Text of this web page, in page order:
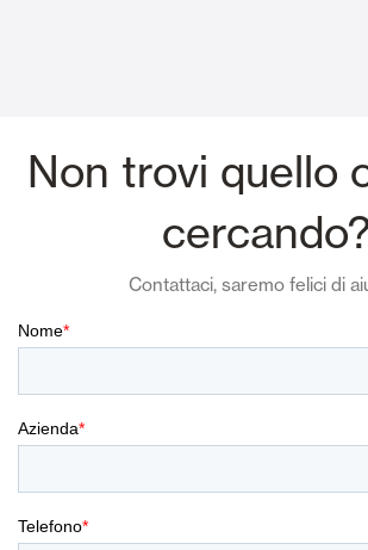
Non trovi quello
Contattaci, saremo felici di